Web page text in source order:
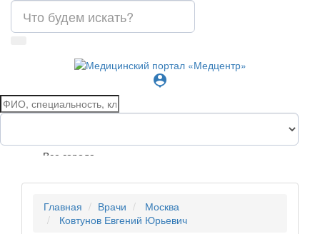
person_pin
Все города
Главная Врачи
Москва
Ковтунов Евгений Юрьевич